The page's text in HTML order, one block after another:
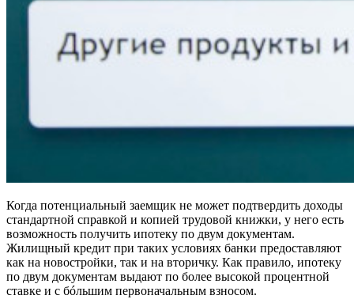
Когда потенциальный заемщик не может подтвердить доходы
стандартной справкой и копией трудовой книжки, у него есть
возможность получить ипотеку по двум документам.
Жилищный кредит при таких условиях банки предоставляют
как на новостройки, так и на вторичку. Как правило, ипотеку
по двум документам выдают по более высокой процентной
ставке и с бóльшим первоначальным взносом.